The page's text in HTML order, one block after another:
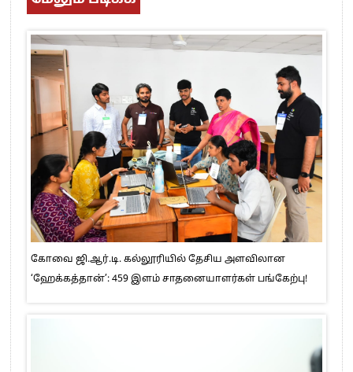
கோவை ஜி.ஆர்.டி. கல்லூரியில் தேசிய அளவிலான
‘ஹேக்கத்தான்’: 459 இளம் சாதனையாளர்கள் பங்கேற்பு!